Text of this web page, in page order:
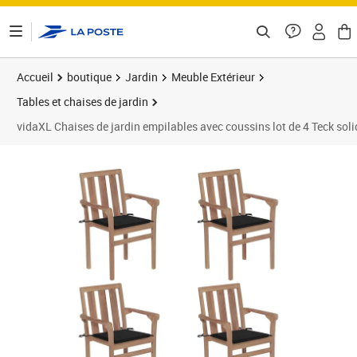
Accueil boutique Jardin
Meuble Extérieur
Tables et chaises de jardin
vidaXL Chaises de jardin empilables avec coussins lot de 4 Teck